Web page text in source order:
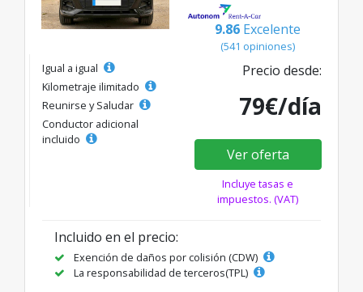
9.86 Excelente
(541 opiniones)
Igual a igual
Kilometraje ilimitado
Reunirse y Saludar
Conductor adicional
incluido
Precio desde:
79€/día
Ver oferta
Incluye tasas e
impuestos. (VAT)
Incluido en el precio:
Exención de daños por colisión (CDW)
La responsabilidad de terceros(TPL)